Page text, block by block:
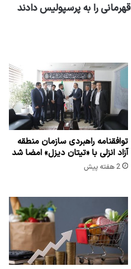
را به پرسپولیس دادند
توافقنامه راهبردی سازمان منطقه
آزاد انزلی با «تیتان دیزل» امضا شد
2 هفته پیش